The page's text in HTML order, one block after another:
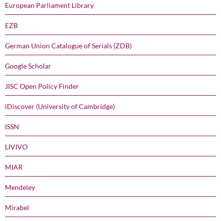
European Parliament Library
EZB
German Union Catalogue of Serials (ZDB)
Google Scholar
JISC Open Policy Finder
iDiscover (University of Cambridge)
ISSN
LIVIVO
MIAR
Mendeley
Mirabel